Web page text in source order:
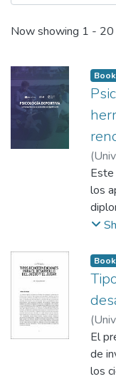
Recent
Now showing 1 -
Book
(
los
1.
(
El
de
los